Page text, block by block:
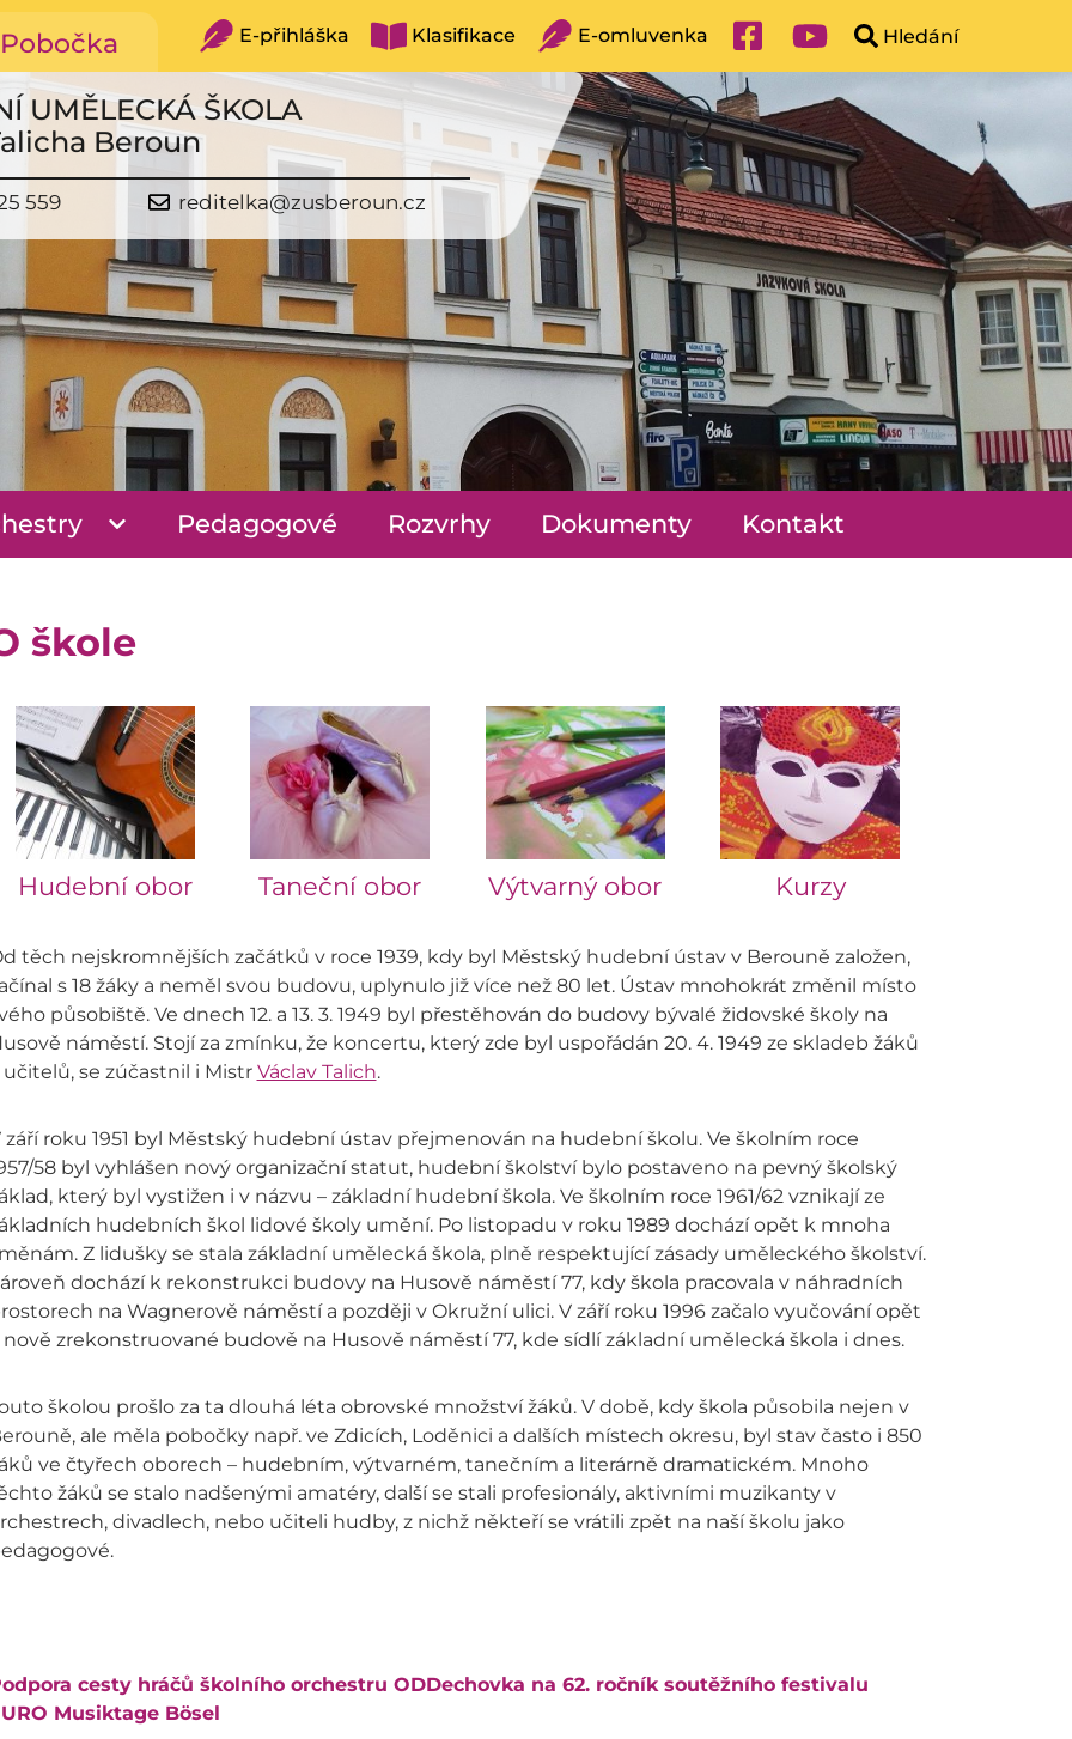
Pobočka E-přihláška Klasifikace E-omluvenka
UMĚLECKÁ ŠKOLA
Beroun
559 reditelka@zusberoun.cz
Pedagogové Rozvrhy Dokumenty Kontakt
škole
Hudební obor Taneční obor Výtvarný obor Kurzy
těch nejskromnějších začátků v roce 1939, kdy byl Městský hudební ústav v Berouně založen,
s 18 žáky a neměl svou budovu, uplynulo již více než 80 let. Ústav mnohokrát změnil místo
působiště. Ve dnech 12. a 13. 3. 1949 byl přestěhován do budovy bývalé židovské školy na
náměstí. Stojí za zmínku, že koncertu, který zde byl uspořádán 20. 4. 1949 ze skladeb žáků
učitelů, se zúčastnil i Mistr Václav Talich.
září roku 1951 byl Městský hudební ústav přejmenován na hudební školu. Ve školním roce
58 byl vyhlášen nový organizační statut, hudební školství bylo postaveno na pevný školský
který byl vystižen i v názvu – základní hudební škola. Ve školním roce 1961/62 vznikají ze
hudebních škol lidové školy umění. Po listopadu v roku 1989 dochází opět k mnoha
Z lidušky se stala základní umělecká škola, plně respektující zásady uměleckého školství.
dochází k rekonstrukci budovy na Husově náměstí 77, kdy škola pracovala v náhradních
na Wagnerově náměstí a později v Okružní ulici. V září roku 1996 začalo vyučování opět
nově zrekonstruované budově na Husově náměstí 77, kde sídlí základní umělecká škola i dnes.
školou prošlo za ta dlouhá léta obrovské množství žáků. V době, kdy škola působila nejen v
ale měla pobočky např. ve Zdicích, Loděnici a dalších místech okresu, byl stav často i 850
ve čtyřech oborech – hudebním, výtvarném, tanečním a literárně dramatickém. Mnoho
žáků se stalo nadšenými amatéry, další se stali profesionály, aktivními muzikanty v
divadlech, nebo učiteli hudby, z nichž někteří se vrátili zpět na naší školu jako
cesty hráčů školního orchestru ODDechovka na 62. ročník soutěžního festivalu
Musiktage Bösel